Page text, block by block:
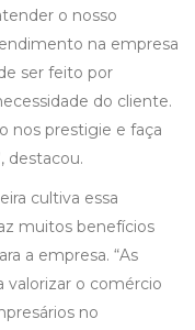
o nosso
na empresa
ser feito por
do cliente.
nos prestigie e faça
destacou.
cultiva essa
muitos benefícios
a empresa. “As
valorizar o comércio
no